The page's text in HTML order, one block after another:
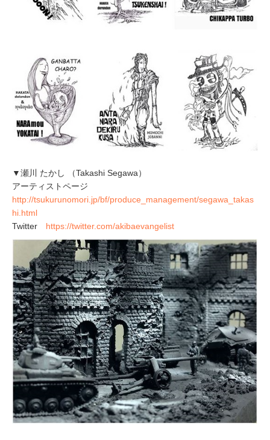
▼瀬川 たかし （Takashi Segawa）
アーティストページ
http://tsukurunomori.jp/bf/produce_management/segawa_takas
hi.html
Twitter https://twitter.com/akibaevangelist